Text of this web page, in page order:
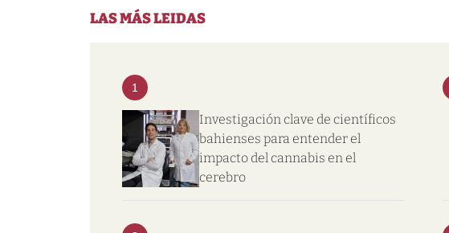
LAS MÁS LEIDAS
1
Investigación clave de científicos
bahienses para entender el
impacto del cannabis en el
cerebro